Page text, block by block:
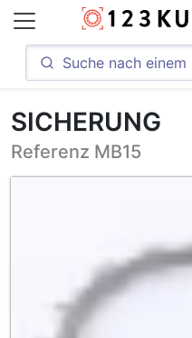
SICHERUNG
Referenz MB15